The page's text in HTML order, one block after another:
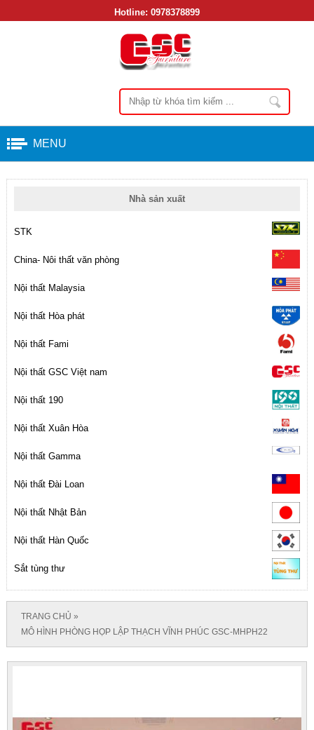
Hotline: 0978378899
MENU
Nhà sản xuất
STK
China- Nôi thất văn phòng
Nội thất Malaysia
Nội thất Hòa phát
Nội thất Fami
Nội thất GSC Việt nam
Nội thất 190
Nội thất Xuân Hòa
Nội thất Gamma
Nội thất Đài Loan
Nội thất Nhật Bản
Nội thất Hàn Quốc
Sắt tùng thư
TRANG CHỦ
MÔ HÌNH PHÒNG HỌP LẬP THẠCH VĨNH PHÚC GSC-MHPH22